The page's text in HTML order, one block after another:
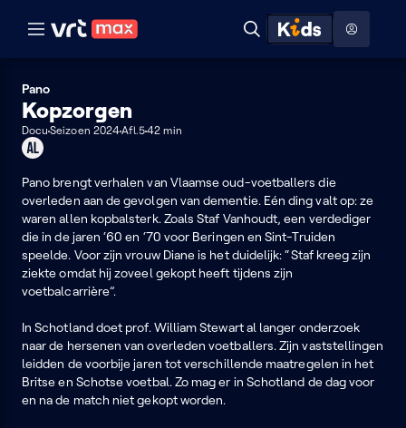
Naar hoofdinhoud Naar audiodescriptie Naar help
Zoeken
ontdekken
Pano
Kopzorgen
DocuSeizoen 2024Afl.542 min
Geschikt
alle
leeftijden
Pano brengt verhalen van Vlaamse oud-voetballers die
overleden aan de gevolgen van dementie. Eén ding valt op: ze
waren allen kopbalsterk. Zoals Staf Vanhoudt, een verdediger
die in de jaren ‘60 en ‘70 voor Beringen en Sint-Truiden
speelde. Voor zijn vrouw Diane is het duidelijk: “Staf kreeg zijn
ziekte omdat hij zoveel gekopt heeft tijdens zijn
voetbalcarrière”.
In Schotland doet prof. William Stewart al langer onderzoek
naar de hersenen van overleden voetballers. Zijn vaststellingen
leidden de voorbije jaren tot verschillende maatregelen in het
Britse en Schotse voetbal. Zo mag er in Schotland de dag voor
en na de match niet gekopt worden.